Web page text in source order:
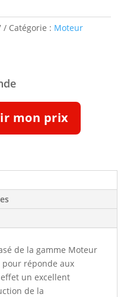
Catégorie : Moteur
mon prix
de la gamme Moteur
pour réponde aux
un excellent
de la